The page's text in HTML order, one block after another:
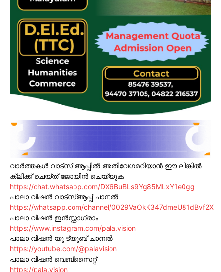
വാർത്തകൾ വാട്സ് ആപ്പിൽ അതിവേഗമറിയാൻ ഈ ലിങ്കിൽ
ക്ലിക്ക് ചെയ്ത് ജോയിൻ ചെയ്യുക
https://chat.whatsapp.com/DX6BuBLs9Yg85MLxY1e0gg
പാലാ വിഷൻ വാട്സ്ആപ്പ് ചാനൽ
https://whatsapp.com/channel/0029VaOkK347dmeU81dBvf2X
പാലാ വിഷൻ ഇൻസ്റ്റാഗ്രാം
https://www.instagram.com/pala.vision
പാലാ വിഷൻ യൂ ട്യൂബ് ചാനൽ
https://youtube.com/@palavision
പാലാ വിഷൻ വെബ്സൈറ്റ്
https://pala.vision